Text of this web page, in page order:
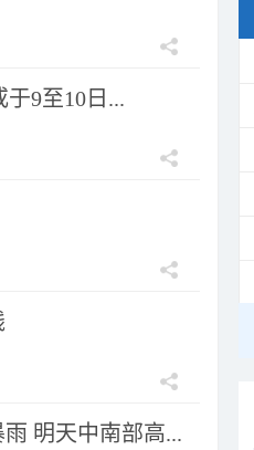
9至10日...
明天中南部高...